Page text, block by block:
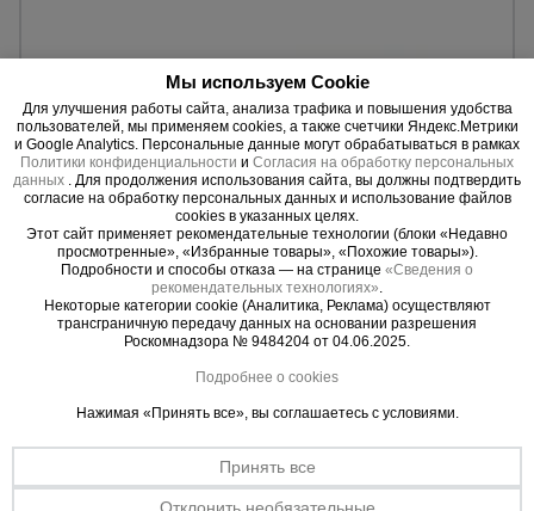
6 отзывов
Помост Alumet Техно 3 (4107)
Max. высота:
1,98 м.
Вес:
16,0 кг.
Цена: 232 AZN
Купить
Мы используем Cookie
Для улучшения работы сайта, анализа трафика и повышения удобства
пользователей, мы применяем cookies, а также счетчики Яндекс.Метрики
и Google Analytics. Персональные данные могут обрабатываться в рамках
Политики конфиденциальности и Согласия на обработку персональных
данных
. Для продолжения использования сайта, вы должны подтвердить
согласие на обработку персональных данных и использование файлов
cookies в указанных целях.
Этот сайт применяет рекомендательные технологии (блоки «Недавно
просмотренные», «Избранные товары», «Похожие товары»).
Подробности и способы отказа — на странице «Сведения о
рекомендательных технологиях»
Некоторые категории cookie (Аналитика, Реклама) осуществляют
трансграничную передачу данных на основании разрешения
Роскомнадзора № 9484204 от 04.06.2025.
Подробнее о cookies
Нажимая «Принять все», вы соглашаетесь с условиями.
Принять все
Отклонить необязательные